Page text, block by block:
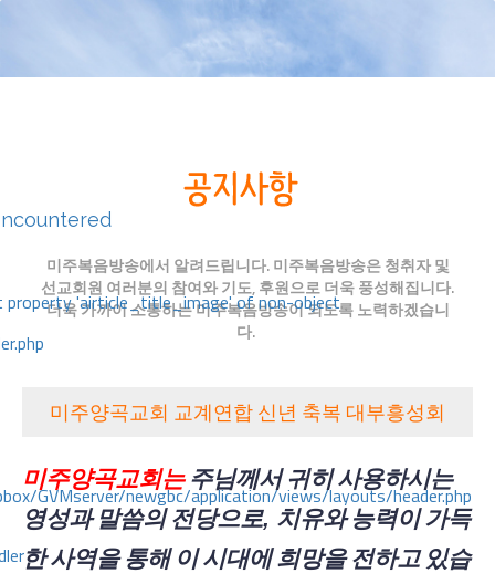
property 'airticle_title_image' of non-object
GVMserver/newgbc/application/views/layouts/header.php
미주복음방송에서 알려드립니다. 미주복음방송은 청취자 및
선교회원 여러분의 참여와 기도, 후원으로 더욱 풍성해집니다.
더욱 가까이 소통하는 미주복음방송이 되도록 노력하겠습니
다.
미주양곡교회 교계연합 신년 축복 대부흥성회
미주양곡교회는 주님께서 귀히 사용하시는
영성과 말씀의 전당으로, 치유와 능력이 가득
한 사역을 통해 이 시대에 희망을 전하고 있습